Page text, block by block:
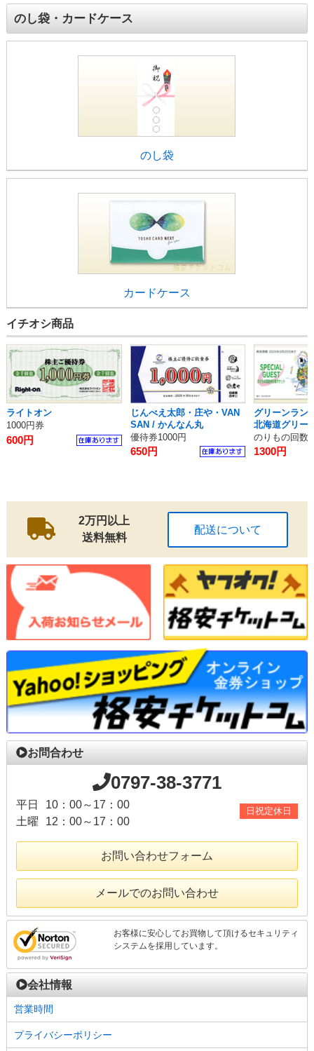
のし袋・カードケース
のし袋
カードケース
イチオシ商品
ライトオン
1000円券
600円
じんべえ太郎・庄や・VAN
SAN / かんなん丸
優待券1000円
650円
グリーンラン
北海道グリー
のりもの回数
1300円
2万円以上
送料無料
配送について
お問合わせ
0797-38-3771
平日
10：00～17：00
土曜
12：00～17：00
日祝定休日
お問い合わせフォーム
メールでのお問い合わせ
お客様に安心してお買物して頂けるセキュリティ
システムを採用しています。
会社情報
営業時間
プライバシーポリシー